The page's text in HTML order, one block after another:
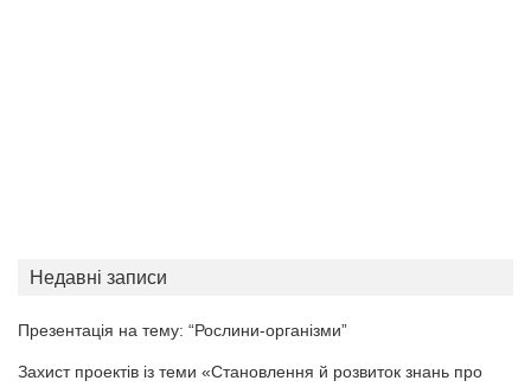
Недавні записи
Презентація на тему: “Рослини-організми”
Захист проектів із теми «Становлення й розвиток знань про